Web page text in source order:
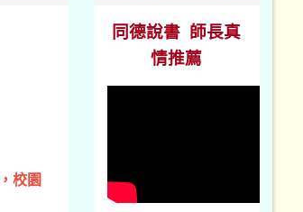
校園
同德說書 師長真
情推薦